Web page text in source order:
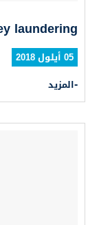
laundering
05 أيلول 2018
المزيد